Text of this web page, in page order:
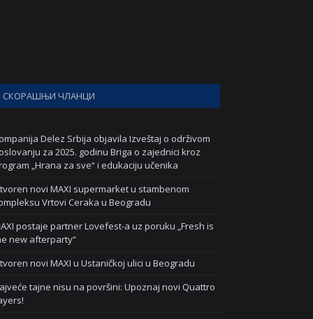
СКОРАШЊИ ЧЛАНЦИ
Delez Srbija objavila Izveštaj o održivom
za 2025. godinu Briga o zajednici kroz
„Hrana za sve“ i edukaciju učenika
novi MAXI supermarket u stambenom
Vrtovi Ceraka u Beogradu
postaje partner Lovefest-a uz poruku „Fresh is
new afterparty“
novi MAXI u Ustaničkoj ulici u Beogradu
tajne nisu na površini: Upoznaj novi Quattro